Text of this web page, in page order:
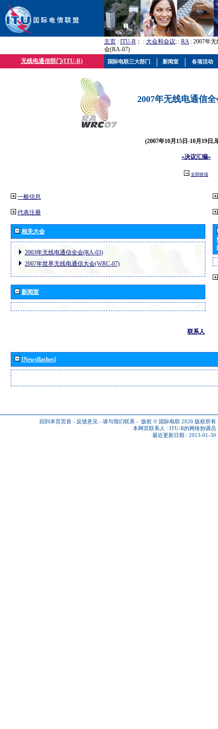
主页 : ITU-R ； : 大会和会议; : RA: 2007年
会(RA-07)
无线电通信部门(ITU-R)
2007年无线电通信
(2007年10月15日-10月19日,
«决议汇编»
全部收缩
一般信息
代表注册
相关大会
2003年无线电通信全会(RA-03)
2007年世界无线电通信大会(WRC-07)
新闻室
联系人
[Newsflashes]
回到本页页首 - 反馈意见 - 请与我们联系 - 版权 © 国际电联 2026 版权所有
本网页联系人 : ITU-R的网络协调员
最近更新日期 : 2013-01-30
国际电联三大部门 新闻室 各项活动